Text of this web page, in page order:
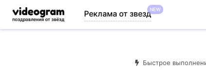
Реклама от звездNEW
Быстрое